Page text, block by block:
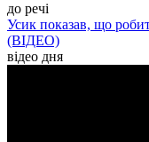
до речі
Усик показав, що
(ВІДЕО)
відео дня